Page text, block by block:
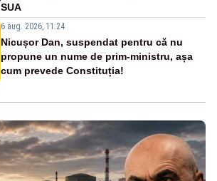
SUA
6 aug. 2026, 11:24
Nicușor Dan, suspendat pentru că nu
propune un nume de prim-ministru, așa
cum prevede Constituția!